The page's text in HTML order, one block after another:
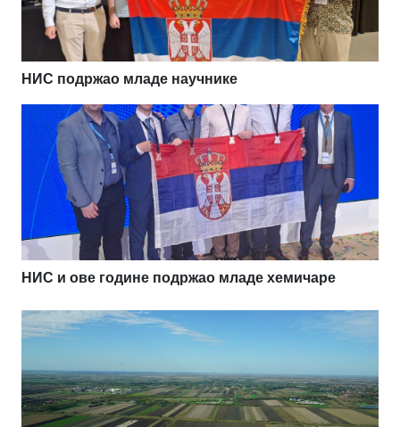
НИС подржао младе научнике
НИС и ове године подржао младе хемичаре